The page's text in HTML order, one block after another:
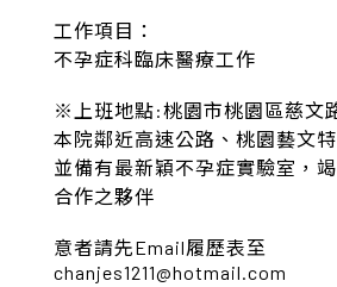
工作項目：
不孕症科臨床醫療工作
※上班地點:桃園市桃園區慈文
本院鄰近高速公路、桃園藝文
並備有最新穎不孕症實驗室，
合作之夥伴
意者請先Email履歷表至
chanjes1211@hotmail.com